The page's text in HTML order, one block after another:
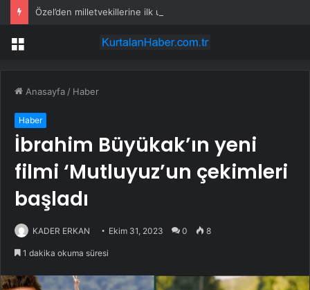
Menü
Anasayfa / Haber
Haber
İbrahim Büyükak’ın yeni
filmi ‘Mutluyuz’un çekimleri
başladı
KADER ERKAN Ekim 31, 2023 0 8
1 dakika okuma süresi